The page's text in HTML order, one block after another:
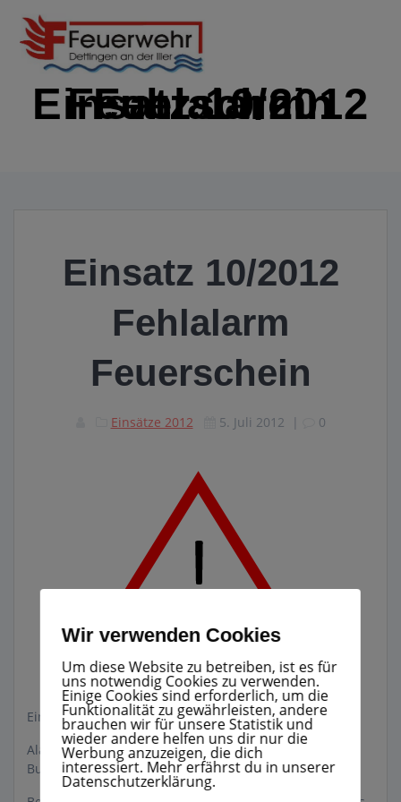
Inhalt
Einsatz 10/2012 Fehlalarm Feuerschein
Einsatz 10/2012
Fehlalarm
Feuerschein
Einsätze 2012 5. Juli 2012 | 0
Einsatz Nr.: 10/2012 05.07.2012 – 20:45
Alarmierung: um 20.45 Uhr. Fehlalarm: Brennender
Busch während eines Gewitters.
Wir verwenden Cookies
Um diese Website zu betreiben, ist es für
uns notwendig Cookies zu verwenden.
Einige Cookies sind erforderlich, um die
Funktionalität zu gewährleisten, andere
brauchen wir für unsere Statistik und
wieder andere helfen uns dir nur die
Werbung anzuzeigen, die dich
interessiert. Mehr erfährst du in unserer
Datenschutzerklärung.